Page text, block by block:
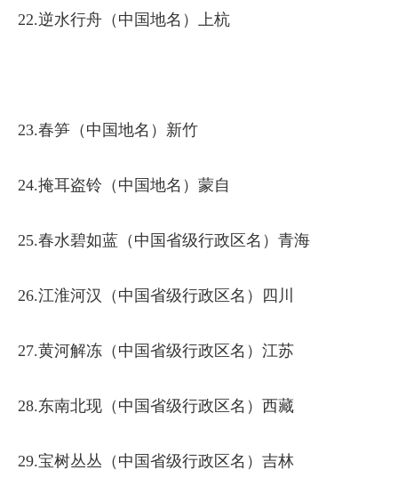
22.逆水行舟（中国地名）上杭
23.春笋（中国地名）新竹
24.掩耳盗铃（中国地名）蒙自
25.春水碧如蓝（中国省级行政区名）青海
26.江淮河汉（中国省级行政区名）四川
27.黄河解冻（中国省级行政区名）江苏
28.东南北现（中国省级行政区名）西藏
29.宝树丛丛（中国省级行政区名）吉林